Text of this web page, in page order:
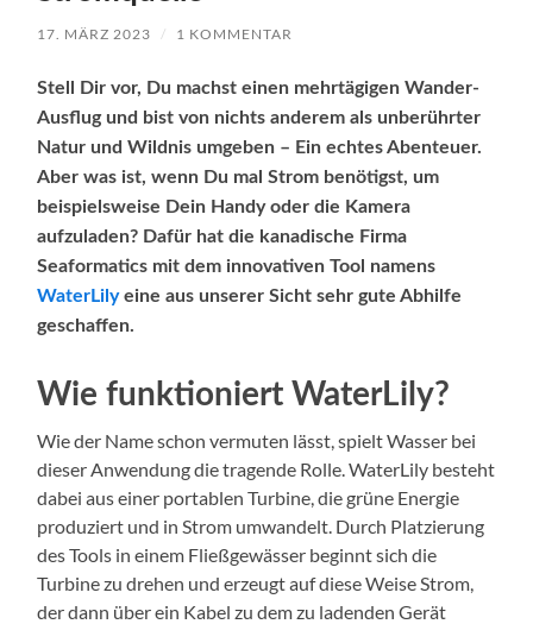
17. MÄRZ 2023 / 1 KOMMENTAR
Stell Dir vor, Du machst einen mehrtägigen Wander-
Ausflug und bist von nichts anderem als unberührter
Natur und Wildnis umgeben – Ein echtes Abenteuer.
Aber was ist, wenn Du mal Strom benötigst, um
beispielsweise Dein Handy oder die Kamera
aufzuladen? Dafür hat die kanadische Firma
Seaformatics mit dem innovativen Tool namens
WaterLilyeine aus unserer Sicht sehr gute Abhilfe
geschaffen.
Wie funktioniert WaterLily?
Wie der Name schon vermuten lässt, spielt Wasser bei
dieser Anwendung die tragende Rolle. WaterLily besteht
dabei aus einer portablen Turbine, die grüne Energie
produziert und in Strom umwandelt. Durch Platzierung
des Tools in einem Fließgewässer beginnt sich die
Turbine zu drehen und erzeugt auf diese Weise Strom,
der dann über ein Kabel zu dem zu ladenden Gerät